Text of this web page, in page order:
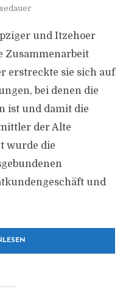
und Itzehoer
Zusammenarbeit
erstreckte sie sich auf
bei denen die
ist und damit die
der Alte
wurde die
und